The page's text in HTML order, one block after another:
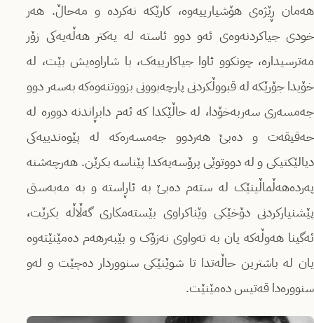
هەمان ڕێژەی هۆشیارییەوە، کارێکە نەکردە و مەحاڵ. هەر
خودی جیاکردنەوەی ئەو دوو ئاستە لە یەکتر هەڵەیەکی زۆر
مەترسیدارە، چونکوو ئاوا جیاکارییەک، با شاراوەیش بێت، لە
خۆیدا جۆرێکە لە قبووڵکردنی پارچەبوونی بزووتنەوەکە بەسەر دوو
جەمسەری سەربەخۆدا، لە حاڵێکدا کە ئەم دابڕاندنە دوورە لە
حەقیقەت و دەبێ هەردوو جەمسەرەکە لە پێوەندییەکی
دیالێکتیکی و لە دووتوێی پرۆسەیەکدا پێناسە بکرێن. هەرچەشنە
پەردەهەڵماڵینێک لە ستەم دەبێ بە ئاڕاستە و بە مەبەستی
پێشنیارکردنی دۆخێکی وێناکراوی بێستەمکاری گەڵاڵە بکرێت،
ئەگینا هەوڵەکە یان بە تەواوی نەزۆک و بێبەرهەم دەمێنێتەوە
یان لە باشترین حاڵەتدا تا شوێنێکی سنووردار دەچێت و لەو
سنوورەدا قەتیس دەمێنێت.